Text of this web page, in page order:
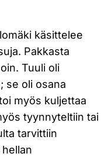
käsittelee
Pakkasta
Tuuli oli
se oli osana
myös kuljettaa
tyynnyteltiin tai
tarvittiin